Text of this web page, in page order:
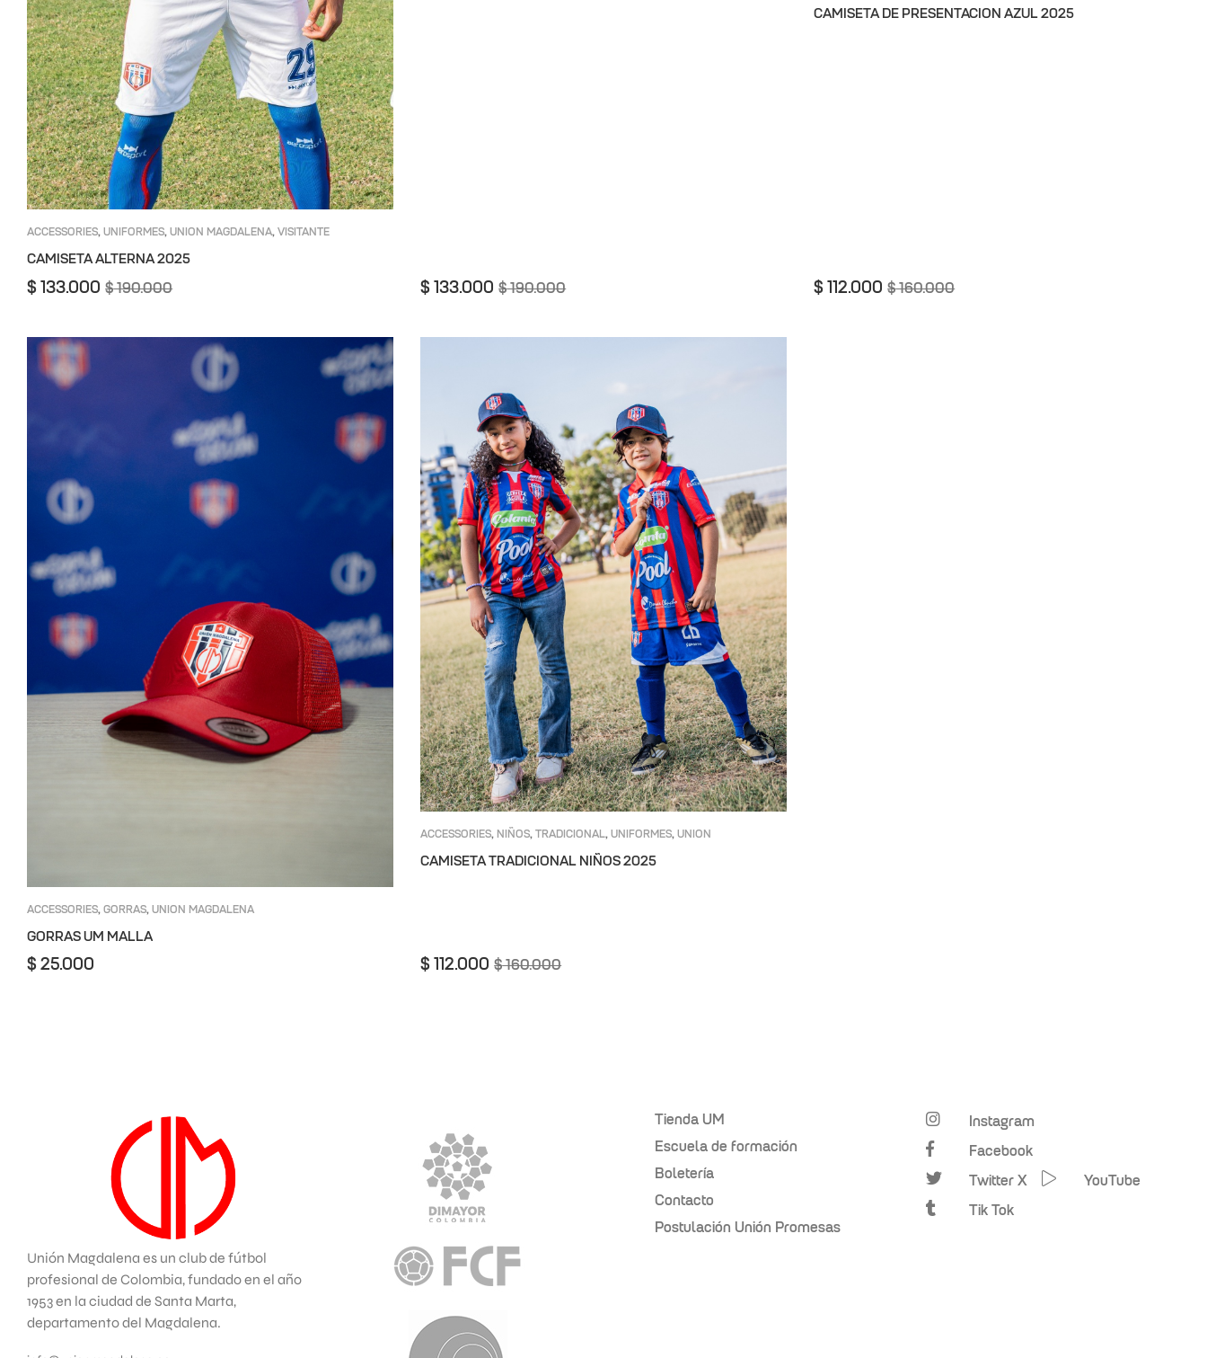
ACCESSORIES, UNIFORMES, UNION MAGDALENA, VISITANTE
CAMISETA ALTERNA 2025
$190.000
$ 133.000 $190.000
$ 133.000
CAMISETA DE PRESENTACION AZUL 2025
$160.000
$ 112.000
ACCESSORIES, GORRAS, UNION MAGDALENA
GORRAS UM MALLA
$ 25.000
ACCESSORIES, NIÑOS, TRADICIONAL, UNIFORMES, UNION
CAMISETA TRADICIONAL NIÑOS 2025
$160.000
$ 112.000
Unión Magdalena es un club de fútbol
profesional de Colombia, fundado en el año
1953 en la ciudad de Santa Marta,
departamento del Magdalena.
Tienda UM
Escuela de formación
Boletería
Contacto
Postulación Unión Promesas
Instagram
Facebook
Twitter X
YouTube
Tik Tok